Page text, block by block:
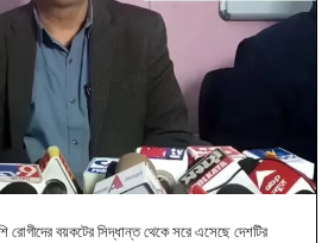
রোগীদের বয়কটের সিদ্ধান্ত থেকে সরে এসেছে দেশটির